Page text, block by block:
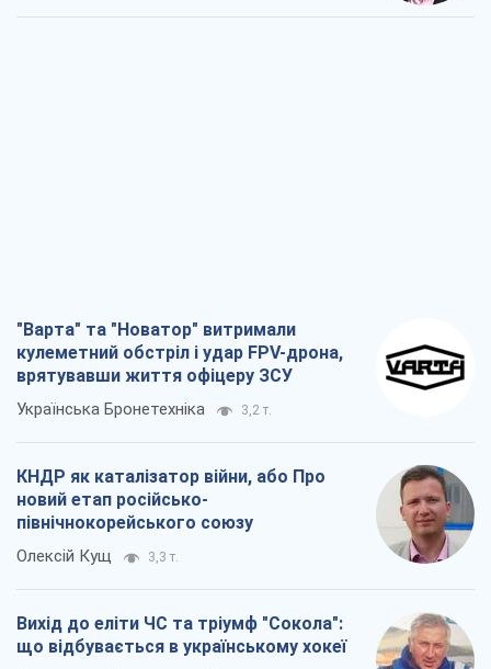
"Варта" та "Новатор" витримали
кулеметний обстріл і удар FPV-дрона,
врятувавши життя офіцеру ЗСУ
Українська Бронетехніка 3,2 т.
КНДР як каталізатор війни, або Про
новий етап російсько-
північнокорейського союзу
Олексій Кущ 3,3 т.
Вихід до еліти ЧС та тріумф "Сокола":
що відбувається в українському хокеї